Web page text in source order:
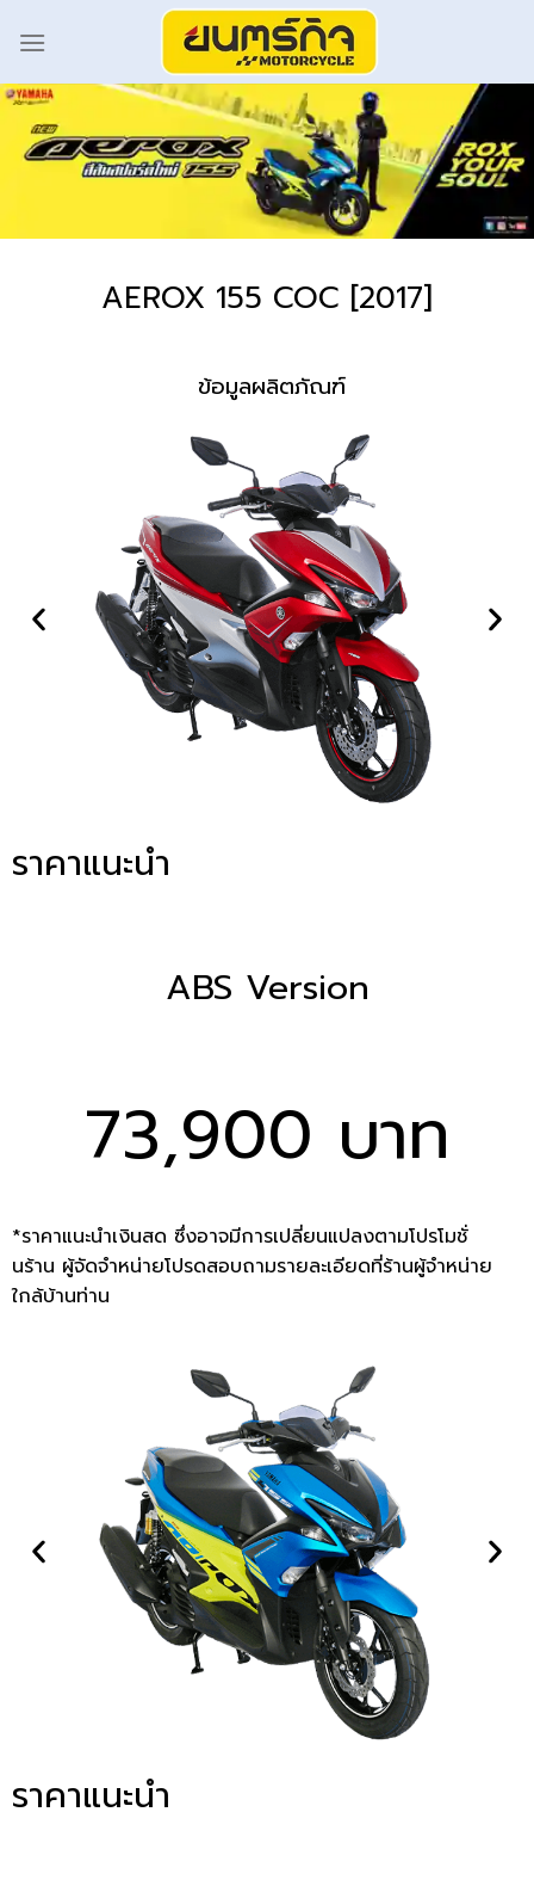
AEROX 155 COC [2017]
ข้อมูลผลิตภัณฑ์
ราคาแนะนำ
ABS Version
73,900 บาท
*ราคาแนะนำเงินสด ซึ่งอาจมีการเปลี่ยนแปลงตามโปรโมชั่
นร้าน ผู้จัดจำหน่ายโปรดสอบถามรายละเอียดที่ร้านผู้จำหน่าย
ใกล้บ้านท่าน
ราคาแนะนำ